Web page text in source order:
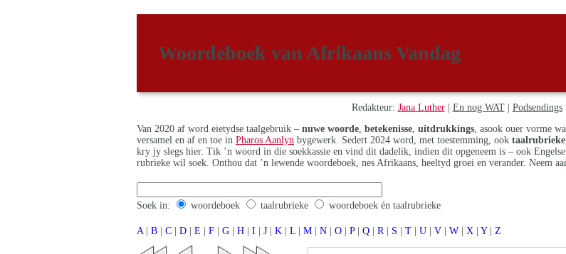
Woordeboek van Afrikaans Vandag
Redakteur: Jana Luther| En nog WAT| Podsendings|
Van 2020 af word eietydse taalgebruik – nuwe woorde betekenisse uitdrukkings , asook ouer vorme
versamel en af en toe in Pharos Aanlyn bygewerk. Sedert 2024 word, met toestemming, ook taalrubrieke
kry jy slegs hier. Tik ’n woord in die soekkassie en vind dit dadelik, indien dit opgeneem is – ook
rubrieke wil soek. Onthou dat ’n lewende woordeboek, nes Afrikaans, heeltyd groei en verander. Neem
Soek in: woordeboek taalrubrieke woordeboek én taalrubrieke
A | B | C | D | E | F | G | H | I | J | K | L | M | N | O | P | Q | R | S | T | U | V | W | X | Y | Z